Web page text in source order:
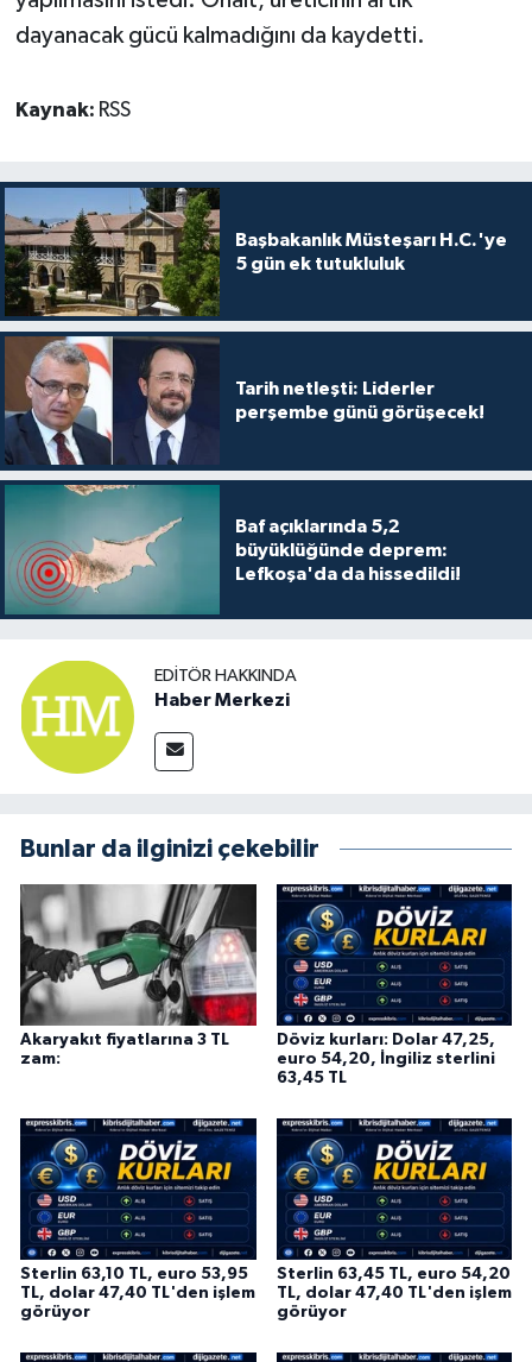
dayanacak gücü kalmadığını da kaydetti.
Kaynak: RSS
Başbakanlık Müsteşarı H.C.'ye
5 gün ek tutukluluk
Tarih netleşti: Liderler
perşembe günü görüşecek!
Baf açıklarında 5,2
büyüklüğünde deprem:
Lefkoşa'da da hissedildi!
EDITÖR HAKKINDA
Haber Merkezi
Bunlar da ilginizi çekebilir
Akaryakıt fiyatlarına 3 TL
zam:
Döviz kurları: Dolar 47,25,
euro 54,20, İngiliz sterlini
63,45 TL
Sterlin 63,10 TL, euro 53,95
TL, dolar 47,40 TL'den işlem
görüyor
Sterlin 63,45 TL, euro 54,20
TL, dolar 47,40 TL'den işlem
görüyor